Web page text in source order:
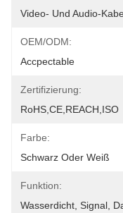
Video- Und Audio-
OEM/ODM:
Accpectable
Zertifizierung:
RoHS,CE,REACH,ISO
Farbe:
Schwarz Oder Weiß
Funktion:
Wasserdicht, Signal,